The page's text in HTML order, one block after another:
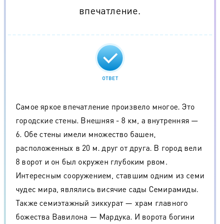
впечатление.
ОТВЕТ
Самое яркое впечатление произвело многое. Это
городские стены. Внешняя - 8 км, а внутренняя —
6. Обе стены имели множество башен,
расположенных в 20 м. друг от друга. В город вели
8 ворот и он был окружен глубоким рвом.
Интересным сооружением, ставшим одним из семи
чудес мира, являлись висячие сады Семирамиды.
Также семиэтажный зиккурат — храм главного
божества Вавилона — Мардука. И ворота богини